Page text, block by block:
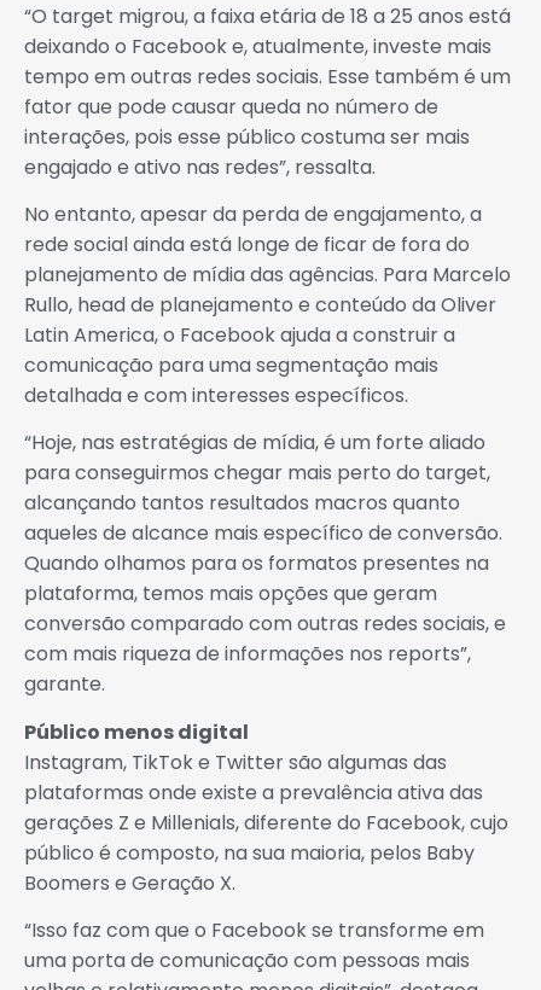
“O target migrou, a faixa etária de 18 a 25 anos está
deixando o Facebook e, atualmente, investe mais
tempo em outras redes sociais. Esse também é um
fator que pode causar queda no número de
interações, pois esse público costuma ser mais
engajado e ativo nas redes”, ressalta.
No entanto, apesar da perda de engajamento, a
rede social ainda está longe de ficar de fora do
planejamento de mídia das agências. Para Marcelo
Rullo, head de planejamento e conteúdo da Oliver
Latin America, o Facebook ajuda a construir a
comunicação para uma segmentação mais
detalhada e com interesses específicos.
“Hoje, nas estratégias de mídia, é um forte aliado
para conseguirmos chegar mais perto do target,
alcançando tantos resultados macros quanto
aqueles de alcance mais específico de conversão.
Quando olhamos para os formatos presentes na
plataforma, temos mais opções que geram
conversão comparado com outras redes sociais, e
com mais riqueza de informações nos reports”,
garante.
Público menos digital
Instagram, TikTok e Twitter são algumas das
plataformas onde existe a prevalência ativa das
gerações Z e Millenials, diferente do Facebook, cujo
público é composto, na sua maioria, pelos Baby
Boomers e Geração X.
“Isso faz com que o Facebook se transforme em
uma porta de comunicação com pessoas mais